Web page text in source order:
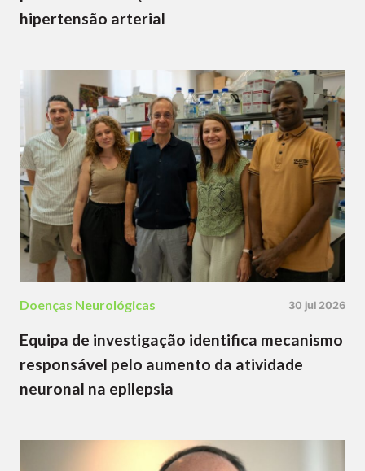
hipertensão arterial
Doenças Neurológicas 30 jul 2026
Equipa de investigação identifica mecanismo
responsável pelo aumento da atividade
neuronal na epilepsia